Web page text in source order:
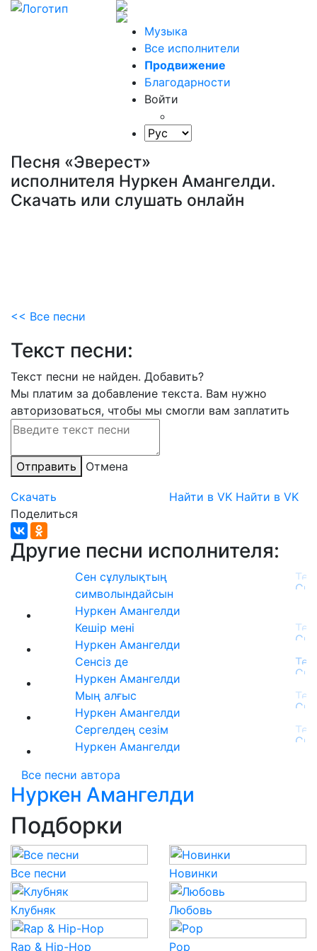
Музыка
Все исполнители
Продвижение
Благодарности
Войти
Песня «Эверест»
исполнителя Нуркен Амангелди.
Скачать или слушать онлайн
<< Все песни
Текст песни:
Текст песни не найден. Добавить?
Мы платим за добавление текста. Вам нужно
авторизоваться, чтобы мы смогли вам заплатить
Отправить Отмена
Скачать Найти в VK Найти в VK
Поделиться
Другие песни исполнителя:
Сен сұлулықтың
символындайсын
Нуркен Амангелди
Кешір мені
Нуркен Амангелди
Сенсіз де
Нуркен Амангелди
Мың алғыс
Нуркен Амангелди
Сергелдең сезім
Нуркен Амангелди
Все песни автора
Нуркен Амангелди
Подборки
Все песни Новинки
Клубняк Любовь
Rap & Hip-Hop Pop